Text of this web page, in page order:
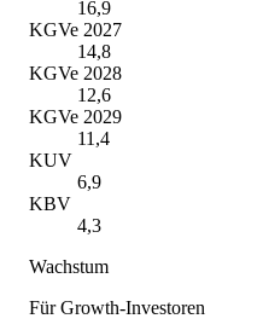
16,9
KGVe 2027
14,8
KGVe 2028
12,6
KGVe 2029
11,4
KUV
6,9
KBV
4,3
Wachstum
Für Growth-Investoren